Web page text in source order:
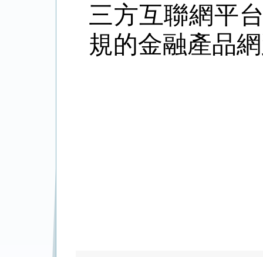
三方互聯網平
規的金融產品